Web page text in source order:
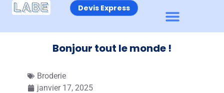
Devis Express
Bonjour tout le monde !
Broderie
janvier 17, 2025